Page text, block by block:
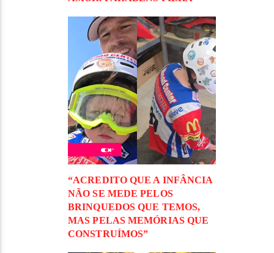
“ACREDITO QUE A INFÂNCIA
NÃO SE MEDE PELOS
BRINQUEDOS QUE TEMOS,
MAS PELAS MEMÓRIAS QUE
CONSTRUÍMOS”